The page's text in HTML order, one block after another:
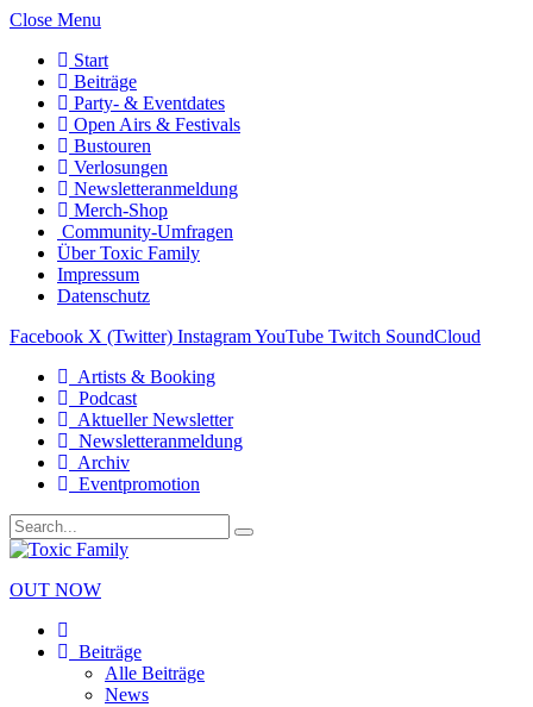
Close Menu
Start
Beiträge
Party- & Eventdates
Open Airs & Festivals
Bustouren
Verlosungen
Newsletteranmeldung
Merch-Shop
Community-Umfragen
Über Toxic Family
Impressum
Datenschutz
Facebook X (Twitter) InstagramYouTube Twitch SoundCloud
Artists & Booking
Podcast
Aktueller Newsletter
Newsletteranmeldung
Archiv
Eventpromotion
OUT NOW
Beiträge
Alle Beiträge
News